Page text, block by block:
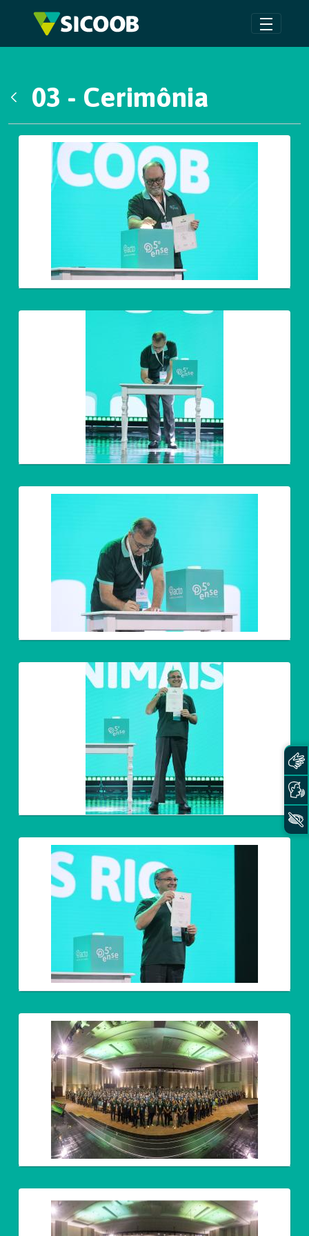
Pular para o Conteúdo principal
03 - Cerimônia
Galeria de Mídias